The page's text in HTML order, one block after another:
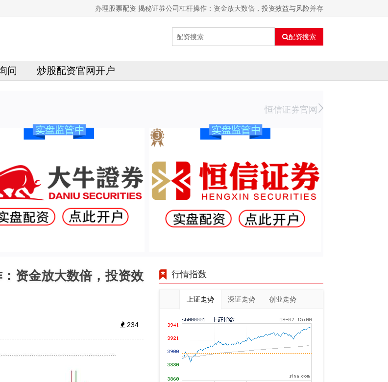
办理股票配资 揭秘证券公司杠杆操作：资金放大数倍，投资效益与风险并存
配资搜索
问 炒股配资官网开户
恒信证券官网
资金放大数倍，投资效
234
行情指数
上证走势 深证走势 创业走势